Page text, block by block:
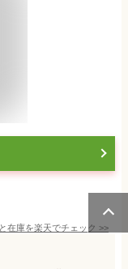
在庫を楽天でチェック >>